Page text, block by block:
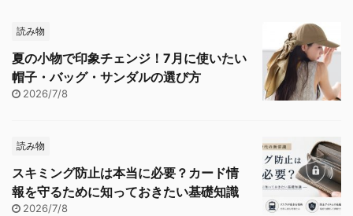
読み物
夏の小物で印象チェンジ！7月に使いたい
帽子・バッグ・サンダルの選び方
2026/7/8
読み物
スキミング防止は本当に必要？カード情
報を守るために知っておきたい基礎知識
2026/7/8